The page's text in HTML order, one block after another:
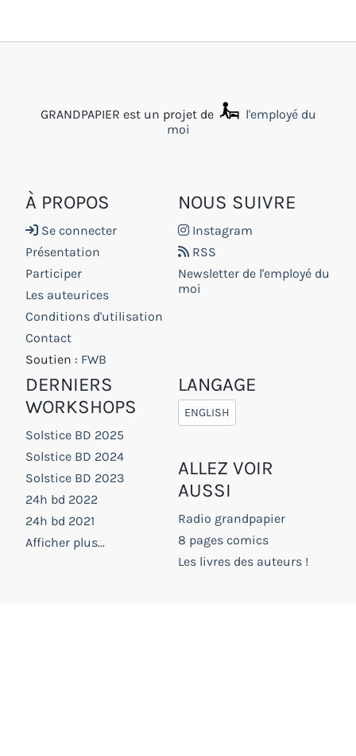
GRANDPAPIER est un projet de
l'employé du
moi
À PROPOS
Se connecter
Présentation
Participer
Les auteurices
Conditions d'utilisation
Contact
Soutien : FWB
NOUS SUIVRE
Instagram
RSS
Newsletter de l'employé du
moi
DERNIERS
WORKSHOPS
Solstice BD 2025
Solstice BD 2024
Solstice BD 2023
24h bd 2022
24h bd 2021
Afficher plus...
LANGAGE
ENGLISH
ALLEZ VOIR
AUSSI
Radio grandpapier
8 pages comics
Les livres des auteurs !